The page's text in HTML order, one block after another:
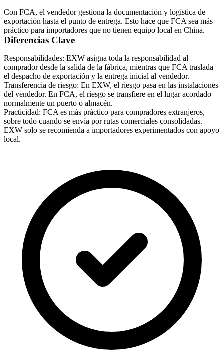
Con FCA, el vendedor gestiona la documentación y logística de
exportación hasta el punto de entrega. Esto hace que FCA sea más
práctico para importadores que no tienen equipo local en China.
Diferencias Clave
Responsabilidades: EXW asigna toda la responsabilidad al
comprador desde la salida de la fábrica, mientras que FCA traslada
el despacho de exportación y la entrega inicial al vendedor.
Transferencia de riesgo: En EXW, el riesgo pasa en las instalaciones
del vendedor. En FCA, el riesgo se transfiere en el lugar acordado—
normalmente un puerto o almacén.
Practicidad: FCA es más práctico para compradores extranjeros,
sobre todo cuando se envía por rutas comerciales consolidadas.
EXW solo se recomienda a importadores experimentados con apoyo
local.